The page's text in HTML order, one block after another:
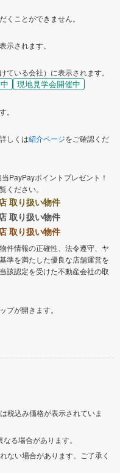
ことができません。
示されます。
いる会社）に表示されます。
現地見学会開催中
。
しくは紹介ページをご確認くだ
PayPayポイントプレゼント！
ください。
取り扱い物件
取り扱い物件
取り扱い物件
件情報の正確性、法令遵守、ヤ
準を満たした優良な店舗運営を
該認定を受けた不動産会社の取
プが開きます。
税込み価格が表示されていま
る場合があります。
ない場合があります。ご了承く